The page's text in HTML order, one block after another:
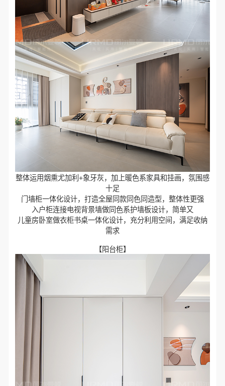
整体运用烟熏尤加利+象牙灰，加上暖色系家具和挂画，氛围感
十足
门墙柜一体化设计，打造全屋同款同色同造型，整体性更强
入户柜连接电视背景墙做同色系护墙板设计，简单又
儿童房卧室做衣柜书桌一体化设计，充分利用空间，满足收纳
需求
【阳台柜】